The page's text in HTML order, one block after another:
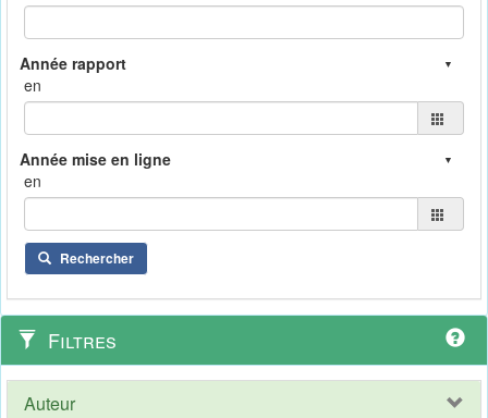
en
en
Rechercher
Filtres
Auteur